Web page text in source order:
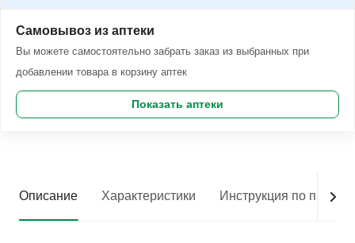
Самовывоз из аптеки
Вы можете самостоятельно забрать заказ из выбранных при
добавлении товара в корзину аптек
Показать аптеки
Описание Характеристики Инструкция по